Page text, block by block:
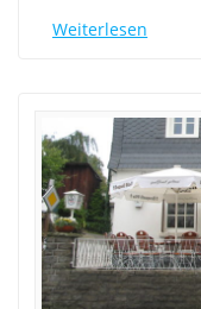
Weiterlesen